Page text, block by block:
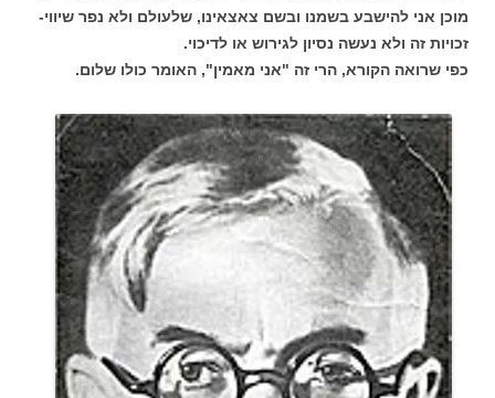
מוכן אני להישבע בשמנו ובשם צאצאינו, שלעולם ולא נפר שיווי-
זכויות זה ולא נעשה נסיון לגירוש או לדיכוי.
כפי שרואה הקורא, הרי זה "אני מאמין", האומר כולו שלום.